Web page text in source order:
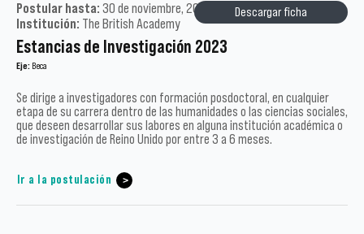
Descargar ficha
Postular hasta: 30 de noviembre, 2022 / Tipo:Académicos /
Institución: The British Academy
Estancias de Investigación 2023
Eje: Beca
Se dirige a investigadores con formación posdoctoral, en cualquier
etapa de su carrera dentro de las humanidades o las ciencias sociales,
que deseen desarrollar sus labores en alguna institución académica o
de investigación de Reino Unido por entre 3 a 6 meses.
Ir a la postulación